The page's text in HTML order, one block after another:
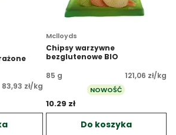
83,93 zł/kg
Mclloyds
Chipsy warzywne
bezglutenowe BIO
85 g
121,06 zł/kg
NOWOŚĆ
10.29 zł
Do koszyka